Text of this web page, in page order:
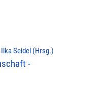
Seidel (Hrsg.)
-